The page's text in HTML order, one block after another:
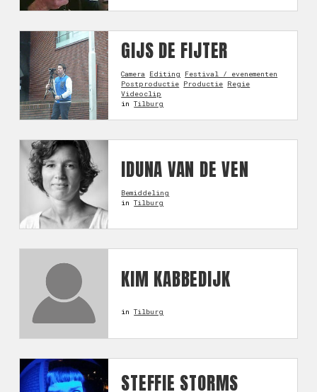
GIJS DE FIJTER
Camera Editing
Festival / evenementen
Postproductie Productie Regie
Videoclip
inTilburg
IDUNA VAN DE VEN
Bemiddeling
inTilburg
KIM KABBEDIJK
inTilburg
STEFFIE STORMS